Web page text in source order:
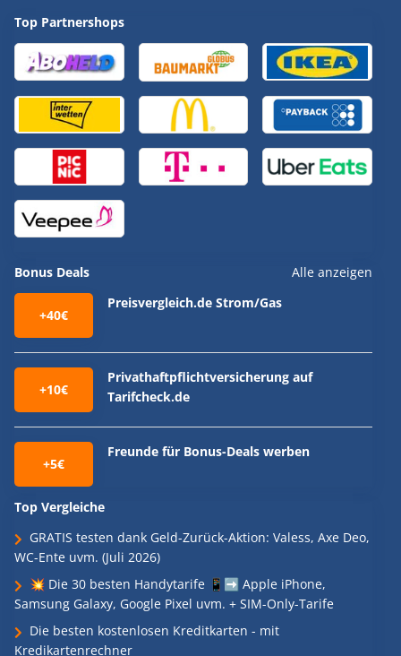
Top Partnershops
Bonus Deals Alle anzeigen
+40€
Preisvergleich.de Strom/Gas
+10€
Privathaftpflichtversicherung auf
Tarifcheck.de
+5€
Freunde für Bonus-Deals werben
Top Vergleiche
GRATIS testen dank Geld-Zurück-Aktion: Valess, Axe Deo,
WC-Ente uvm. (Juli 2026)
💥 Die 30 besten Handytarife 📱➡️ Apple iPhone,
Samsung Galaxy, Google Pixel uvm. + SIM-Only-Tarife
Die besten kostenlosen Kreditkarten - mit
Kredikartenrechner